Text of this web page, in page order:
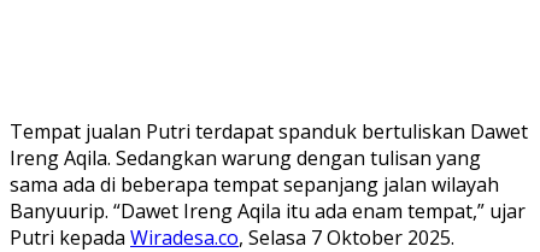
Tempat jualan Putri terdapat spanduk bertuliskan Dawet
Ireng Aqila. Sedangkan warung dengan tulisan yang
sama ada di beberapa tempat sepanjang jalan wilayah
Banyuurip. “Dawet Ireng Aqila itu ada enam tempat,” ujar
Putri kepada Wiradesa.co, Selasa 7 Oktober 2025.